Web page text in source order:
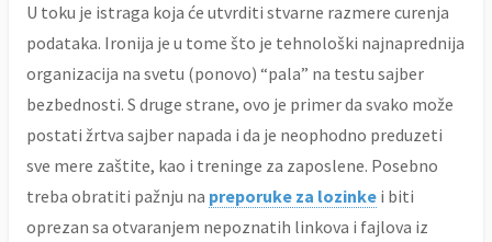
U toku je istraga koja će utvrditi stvarne razmere curenja
podataka. Ironija je u tome što je tehnološki najnaprednija
organizacija na svetu (ponovo) “pala” na testu sajber
bezbednosti. S druge strane, ovo je primer da svako može
postati žrtva sajber napada i da je neophodno preduzeti
sve mere zaštite, kao i treninge za zaposlene. Posebno
treba obratiti pažnju na preporuke za lozinke i biti
oprezan sa otvaranjem nepoznatih linkova i fajlova iz